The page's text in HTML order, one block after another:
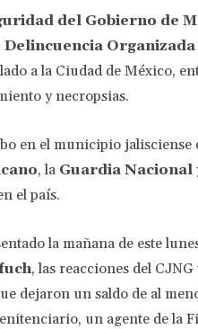
del Gobierno de
a la Ciudad de México,
y necropsias.
en el municipio
, la Guardia Nacional
el país.
la mañana de este
, las reacciones del
dejaron un saldo de al
un agente de la